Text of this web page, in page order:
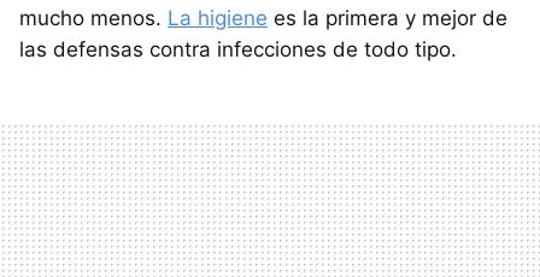
mucho menos. La higiene es la primera y mejor de
las defensas contra infecciones de todo tipo.